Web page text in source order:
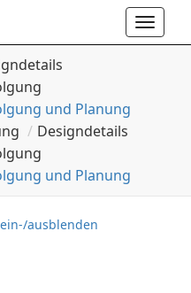
Toggle
und Planung
Designdetails
und Planung
ausblenden